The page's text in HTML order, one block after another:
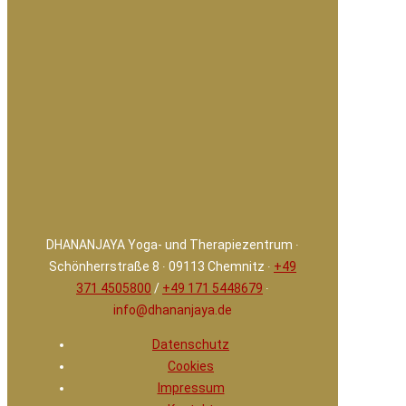
DHANANJAYA Yoga- und Therapiezentrum ∙
Schönherrstraße 8 ∙ 09113 Chemnitz ∙ +49
371 4505800 / +49 171 5448679 ∙
info@dhananjaya.de
Datenschutz
Cookies
Impressum